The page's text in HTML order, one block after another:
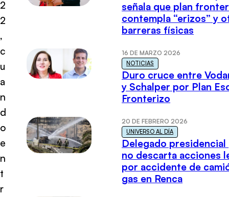
2
2
,
c
u
a
n
d
o
e
n
t
r
señala que plan
contempla “erizos” y
barreras físicas
16 DE MARZO 2026
NOTICIAS
Duro cruce entre
y Schalper por Plan
Fronterizo
20 DE FEBRERO 2026
UNIVERSO AL DÍA
Delegado presidencial
no descarta acciones
por accidente de
gas en Renca